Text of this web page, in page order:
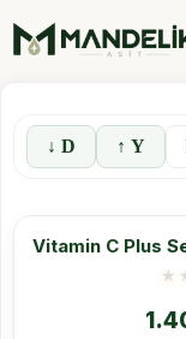
↓ D ↑ Y